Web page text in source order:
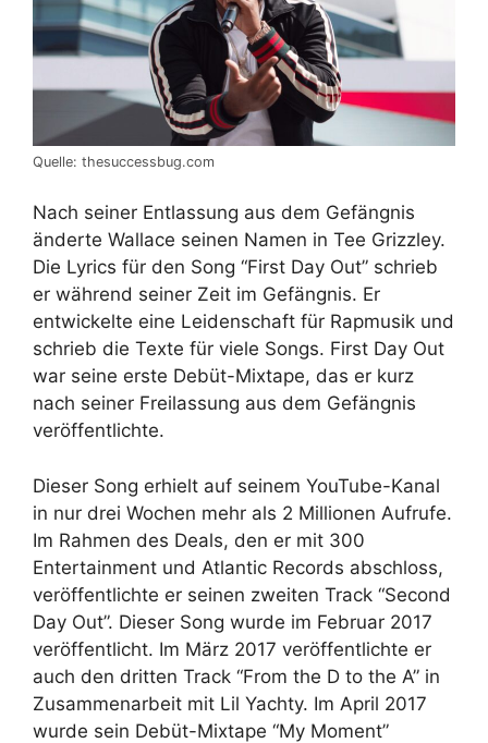
Quelle: thesuccessbug.com
Nach seiner Entlassung aus dem Gefängnis
änderte Wallace seinen Namen in Tee Grizzley.
Die Lyrics für den Song “First Day Out” schrieb
er während seiner Zeit im Gefängnis. Er
entwickelte eine Leidenschaft für Rapmusik und
schrieb die Texte für viele Songs. First Day Out
war seine erste Debüt-Mixtape, das er kurz
nach seiner Freilassung aus dem Gefängnis
veröffentlichte.
Dieser Song erhielt auf seinem YouTube-Kanal
in nur drei Wochen mehr als 2 Millionen Aufrufe.
Im Rahmen des Deals, den er mit 300
Entertainment und Atlantic Records abschloss,
veröffentlichte er seinen zweiten Track “Second
Day Out”. Dieser Song wurde im Februar 2017
veröffentlicht. Im März 2017 veröffentlichte er
auch den dritten Track “From the D to the A” in
Zusammenarbeit mit Lil Yachty. Im April 2017
wurde sein Debüt-Mixtape “My Moment”